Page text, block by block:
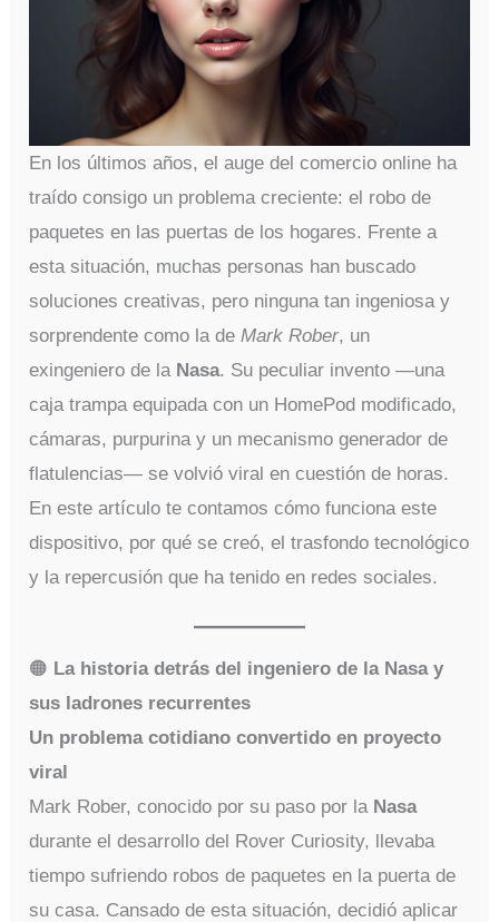
En los últimos años, el auge del comercio online ha
traído consigo un problema creciente: el robo de
paquetes en las puertas de los hogares. Frente a
esta situación, muchas personas han buscado
soluciones creativas, pero ninguna tan ingeniosa y
sorprendente como la deMark Rober, un
exingeniero de la Nasa. Su peculiar invento —una
caja trampa equipada con un HomePod modificado,
cámaras, purpurina y un mecanismo generador de
flatulencias— se volvió viral en cuestión de horas.
En este artículo te contamos cómo funciona este
dispositivo, por qué se creó, el trasfondo tecnológico
y la repercusión que ha tenido en redes sociales.
🟠 La historia detrás del ingeniero de la Nasa y
sus ladrones recurrentes
Un problema cotidiano convertido en proyecto
viral
Mark Rober, conocido por su paso por la Nasa
durante el desarrollo del Rover Curiosity, llevaba
tiempo sufriendo robos de paquetes en la puerta de
su casa. Cansado de esta situación, decidió aplicar